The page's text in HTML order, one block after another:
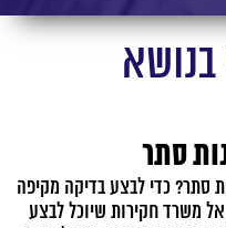
בנושא
סתר
סתר? כדי לבצע בדיקה מקיפה
משרד חקירות שיוכל לבצע